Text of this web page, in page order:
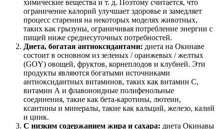
химические вещества и т. д. Поэтому считается, что
ограничение калорий улучшает здоровье и замедляет
процесс старения на некоторых моделях животных,
таких как грызуны, ограничивая потребление энергии с
пищей ниже среднесуточных потребностей.
Диета, богатая антиоксидантами: диета на Окинаве
состоит в основном из зеленых / оранжевых / желтых
(GOY) овощей, фруктов, корнеплодов и клубней. Эти
продукты являются богатыми источниками
антиоксидантных витаминов, таких как витамин С,
витамин А и флавоноидные полифенольные
соединения, такие как бета-каротины, лютеин,
ксантины и минералы, такие как кальций, железо, калий
и цинк.
С низким содержанием жира и сахара: диета Окинавы